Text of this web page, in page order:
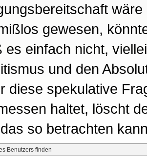
gewesen,
es einfach nicht,
und den
diese spekulative
haltet, löscht
so betrachten